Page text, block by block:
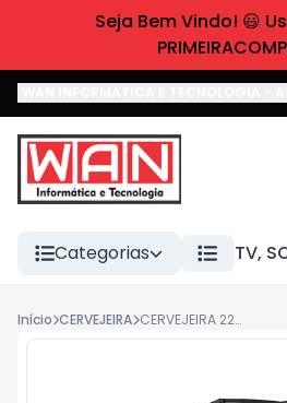
Seja Bem Vindo! 😃
Categorias TV,
Início CERVEJEIRA CERVEJEIRA 228L VERTICAL GCB-23EC/PR/127V PRETA GELOPAR